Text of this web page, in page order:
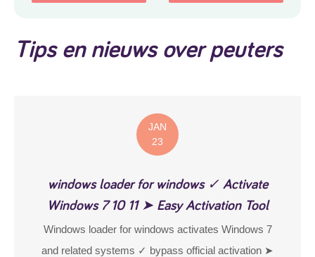
Tips en nieuws over peuters
JAN
23
windows loader for windows ✓ Activate
Windows 7 10 11 ➤ Easy Activation Tool
Windows loader for windows activates Windows 7
and related systems ✓ bypass official activation ➤